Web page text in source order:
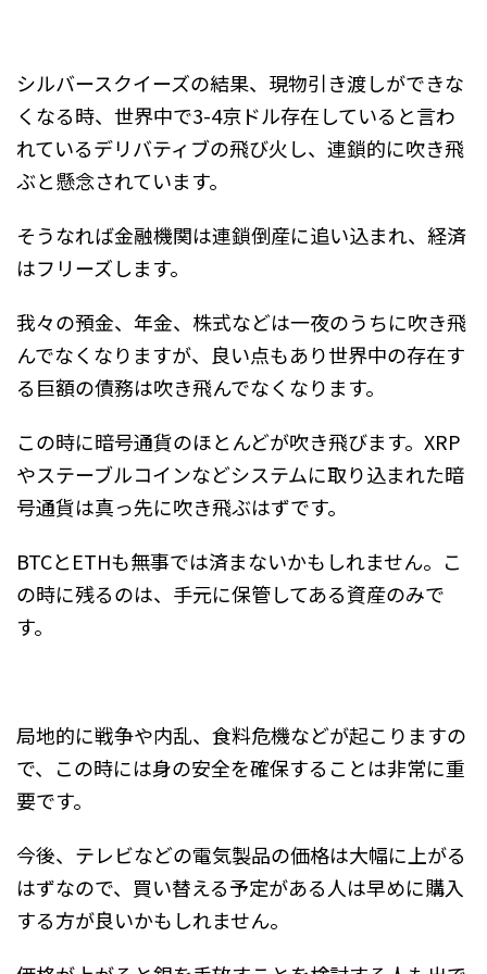
シルバースクイーズの結果、現物引き渡しができな
くなる時、世界中で3-4京ドル存在していると言わ
れているデリバティブの飛び火し、連鎖的に吹き飛
ぶと懸念されています。
そうなれば金融機関は連鎖倒産に追い込まれ、経済
はフリーズします。
我々の預金、年金、株式などは一夜のうちに吹き飛
んでなくなりますが、良い点もあり世界中の存在す
る巨額の債務は吹き飛んでなくなります。
この時に暗号通貨のほとんどが吹き飛びます。XRP
やステーブルコインなどシステムに取り込まれた暗
号通貨は真っ先に吹き飛ぶはずです。
BTCとETHも無事では済まないかもしれません。こ
の時に残るのは、手元に保管してある資産のみで
す。
局地的に戦争や内乱、食料危機などが起こりますの
で、この時には身の安全を確保することは非常に重
要です。
今後、テレビなどの電気製品の価格は大幅に上がる
はずなので、買い替える予定がある人は早めに購入
する方が良いかもしれません。